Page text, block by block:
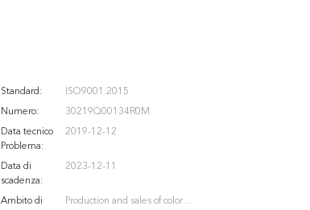
Standard: ISO9001:2015
Numero: 30219Q00134R0M
Data tecnico
Problema:
2019-12-12
Data di
scadenza:
2023-12-11
Ambito di
Production and sales of color